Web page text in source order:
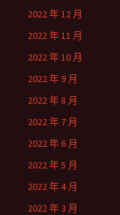
2022 年 12 月
2022 年 11 月
2022 年 10 月
2022 年 9 月
2022 年 8 月
2022 年 7 月
2022 年 6 月
2022 年 5 月
2022 年 4 月
2022 年 3 月